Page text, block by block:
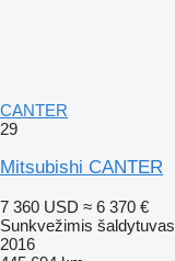
CANTER
29
Mitsubishi CANTER
7 360 USD ≈ 6 370 €
Sunkvežimis šaldytuvas
2016